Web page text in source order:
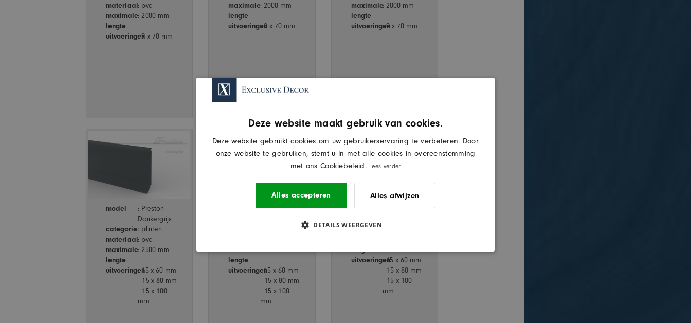
materiaal: pvc
maximale
lengte
: 2000 mm
uitvoeringen: 9 x 70 mm
maximale
lengte
: 2000 mm
uitvoeringen: 9 x 70 mm
maximale
lengte
: 2000 mm
uitvoeringen: 9 x 70 mm
model
: Preston
Donkergrijs
categorie: plinten
materiaal: pvc
maximale
lengte
: 2500 mm
uitvoeringen: 15 x 60 mm
15 x 80 mm
15 x 100
mm
: Preston
maximale
lengte
: 2500 mm
uitvoeringen: 15 x 60 mm
15 x 80 mm
15 x 100
mm
model
: Preston Wit
materiaal
lengte
uitvoeringen: 15 x 60 mm
15 x 80 mm
15 x 100
mm
Deze website maakt gebruik van cookies.
Deze website gebruikt cookies om uw gebruikerservaring te verbeteren. Door
onze website te gebruiken, stemt u in met alle cookies in overeenstemming
met ons Cookiebeleid. Lees verder
Alles accepteren Alles afwijzen
DETAILS WEERGEVEN